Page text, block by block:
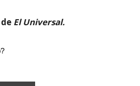
El Universal.